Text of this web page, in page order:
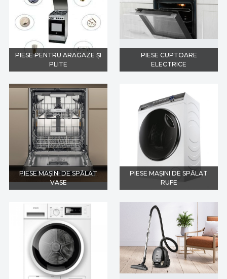
PIESE PENTRU ARAGAZE ȘI
PLITE
PIESE CUPTOARE
ELECTRICE
PIESE MAȘINI DE SPĂLAT
VASE
PIESE MAȘINI DE SPĂLAT
RUFE